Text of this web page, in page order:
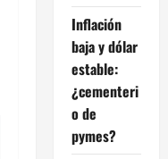
Inflación
baja y dólar
estable:
¿cementeri
o de
pymes?